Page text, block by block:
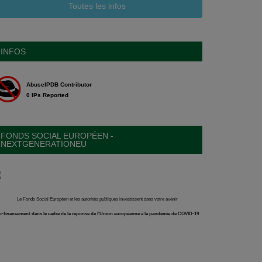
Toutes les infos
INFOS
FONDS SOCIAL EUROPÉEN -
NEXTGENERATIONEU
Le Fonds Social Européen et les autorités publiques investissent dans votre avenir
financement dans le cadre de la réponse de l'Union européenne à la pandémie de COVID-19